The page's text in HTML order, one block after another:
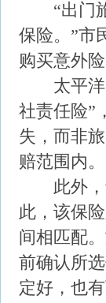
“出门旅
保险。”市
购买意外险
太平洋产
社责任险”
失，而非
赔范围内。
此外，还
此，该保
间相匹配
前确认所
定好，也